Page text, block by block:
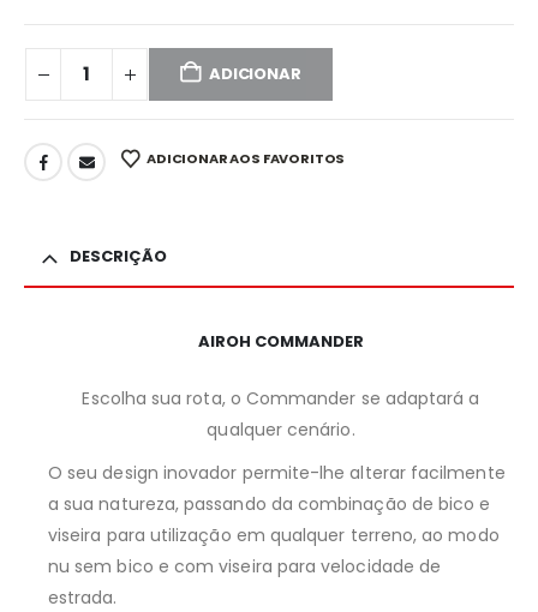
ADICIONAR
ADICIONAR AOS FAVORITOS
DESCRIÇÃO
AIROH COMMANDER
Escolha sua rota, o Commander se adaptará a
qualquer cenário.
O seu design inovador permite-lhe alterar facilmente
a sua natureza, passando da combinação de bico e
viseira para utilização em qualquer terreno, ao modo
nu sem bico e com viseira para velocidade de
estrada.